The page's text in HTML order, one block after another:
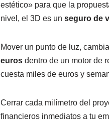
estético» para que la
nivel, el 3D es un seguro de
Mover un punto de luz,
eurosdentro de un motor de
cuesta miles de euros y
Cerrar cada milímetro del
financieros inmediatos a tu